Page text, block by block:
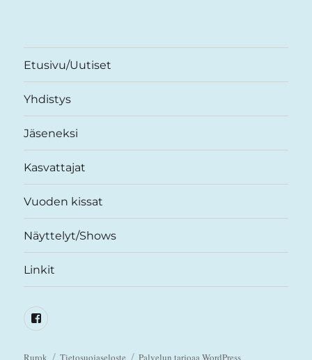
Etusivu/Uutiset
Yhdistys
Jäseneksi
Kasvattajat
Vuoden kissat
Näyttelyt/Shows
Linkit
Facebook
Rurok Tietosuojaseloste Palvelun tarjoaa WordPress